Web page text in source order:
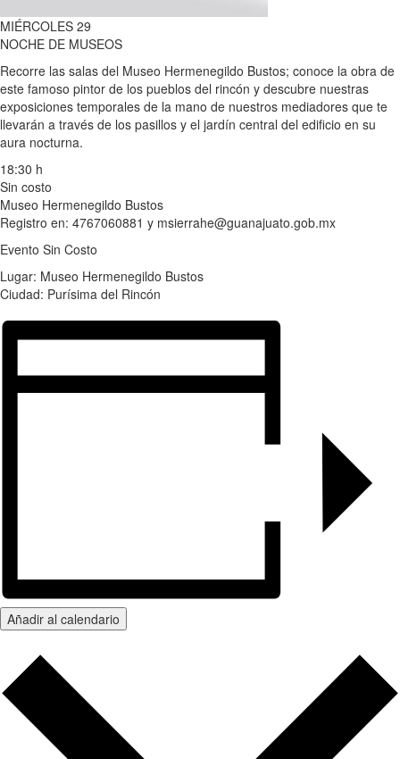
MIÉRCOLES 29
NOCHE DE MUSEOS
Recorre las salas del Museo Hermenegildo Bustos; conoce la obra de
este famoso pintor de los pueblos del rincón y descubre nuestras
exposiciones temporales de la mano de nuestros mediadores que te
llevarán a través de los pasillos y el jardín central del edificio en su
aura nocturna.
18:30 h
Sin costo
Museo Hermenegildo Bustos
Registro en: 4767060881 y msierrahe@guanajuato.gob.mx
Evento Sin Costo
Lugar: Museo Hermenegildo Bustos
Ciudad: Purísima del Rincón
Añadir al calendario